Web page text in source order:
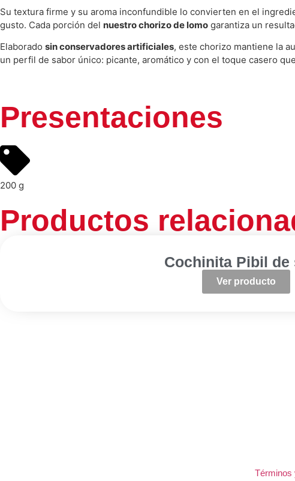
Su textura firme y su aroma inconfundible lo convierten en el
gusto. Cada porción del nuestro chorizo de lomo garantiza un
Elaborado sin conservadores artificiales, este chorizo mantiene la
un perfil de sabor único: picante, aromático y con el toque casero
Presentaciones
200 g
Productos
Cochinita Pibil de
Ver producto
Términos